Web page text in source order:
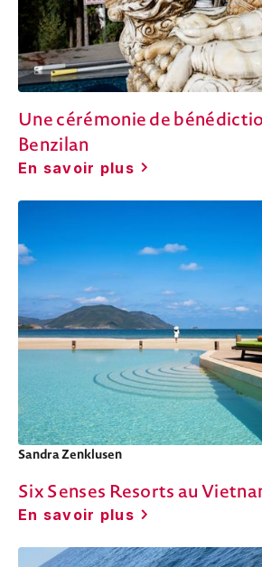
Une cérémonie de
Benzilan
En savoir plus
Sandra Zenklusen
Six Senses Resorts au
En savoir plus